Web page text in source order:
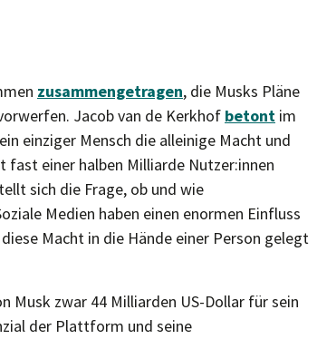
zusammengetragen, die Musks Pläne
Jacob van de Kerkhof betont im
einziger Mensch die alleinige Macht und
einer halben Milliarde Nutzer:innen
sich die Frage, ob und wie
Medien haben einen enormen Einfluss
Macht in die Hände einer Person gelegt
Musk zwar 44 Milliarden US-Dollar für sein
der Plattform und seine